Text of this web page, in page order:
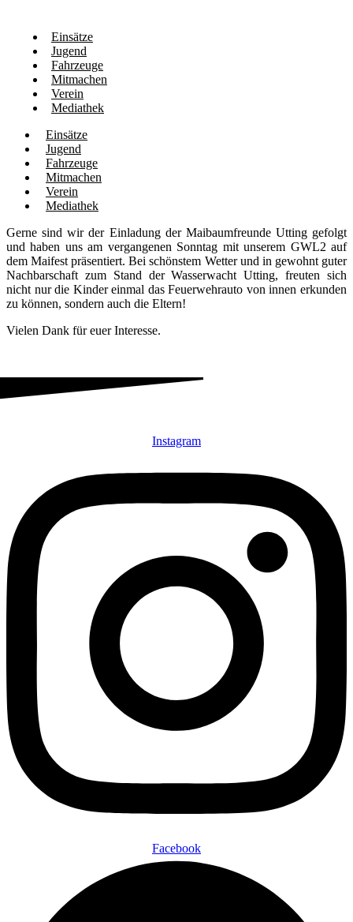
Einsätze
Jugend
Fahrzeuge
Mitmachen
Verein
Mediathek
Einsätze
Jugend
Fahrzeuge
Mitmachen
Verein
Mediathek
Gerne sind wir der Einladung der Maibaumfreunde Utting gefolgt
und haben uns am vergangenen Sonntag mit unserem GWL2 auf
dem Maifest präsentiert. Bei schönstem Wetter und in gewohnt guter
Nachbarschaft zum Stand der Wasserwacht Utting, freuten sich
nicht nur die Kinder einmal das Feuerwehrauto von innen erkunden
zu können, sondern auch die Eltern!
Vielen Dank für euer Interesse.
Instagram
Facebook